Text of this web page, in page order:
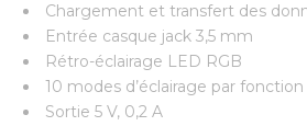
Chargement et transfert des
Entrée casque jack 3,5 mm
Rétro-éclairage LED RGB
10 modes d’éclairage par
Sortie 5 V, 0,2 A